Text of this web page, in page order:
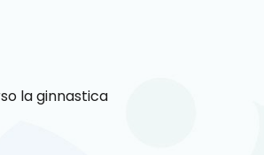
la ginnastica